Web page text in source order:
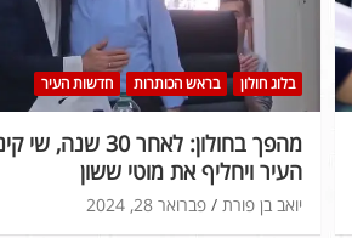
בלוג חולון בראש הכותרות חדשות העיר
מהפך בחולון: לאחר
העיר ויחליף את מוטי ששון
פברואר 28, 2024 יואב בן פורת